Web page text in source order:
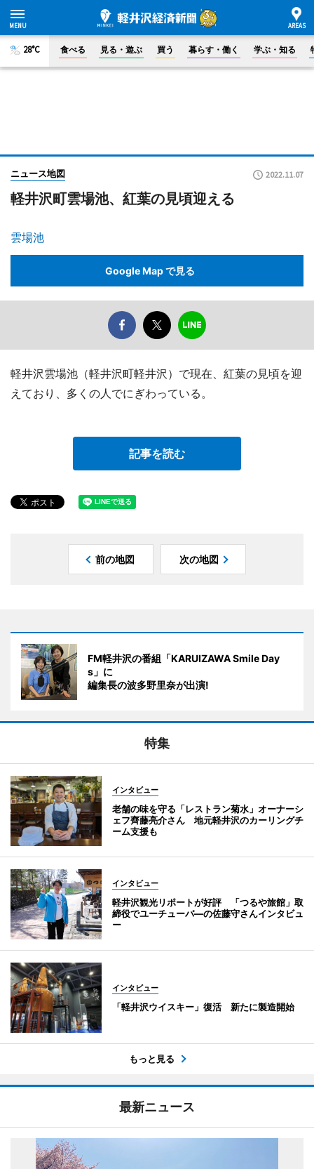
28°C 食べる 見る・遊ぶ 買う 暮らす・働く 学ぶ・知る
ニュース地図 2022.11.07
軽井沢町雲場池、紅葉の見頃迎える
雲場池
Google Map で見る
軽井沢雲場池（軽井沢町軽井沢）で現在、紅葉の見頃を迎
えており、多くの人でにぎわっている。
記事を読む
前の地図 次の地図
FM軽井沢の番組「KARUIZAWA Smile Day
s」に
編集長の波多野里奈が出演!
特集
インタビュー
老舗の味を守る「レストラン菊水」オーナーシ
ェフ齊藤亮介さん 地元軽井沢のカーリングチ
ーム支援も
インタビュー
軽井沢観光リポートが好評 「つるや旅館」取
締役でユーチューバ―の佐藤守さんインタビュ
ー
インタビュー
「軽井沢ウイスキー」復活 新たに製造開始
もっと見る
最新ニュース